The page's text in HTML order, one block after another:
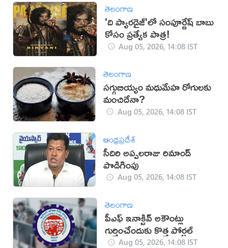
తెలంగాణ
'ది ప్యారడైజ్'లో సంపూర్ణేష్ బాబు
కోసం ప్రత్యేక పాత్ర!
Aug 05, 2026, 14:08 IST
తెలంగాణ
సగ్గుబియ్యం మధుమేహ రోగులకు
మంచిదేనా?
Aug 05, 2026, 14:08 IST
ఆంధ్రప్రదేశ్
సీదిరి అప్పలరాజు రిమాండ్
పొడిగింపు
Aug 05, 2026, 14:08 IST
తెలంగాణ
పీఎఫ్ ఇనాక్టివ్ అకౌంట్లు
గుర్తించేందుకు కొత్త పోర్టల్
Aug 05, 2026, 14:08 IST